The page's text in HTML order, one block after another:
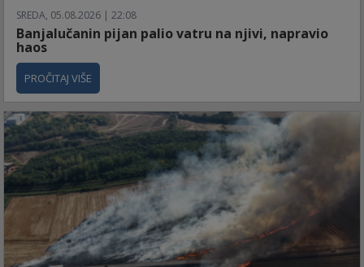
SREDA, 05.08.2026 | 22:08
Banjalučanin pijan palio vatru na njivi, napravio
haos
PROČITAJ VIŠE